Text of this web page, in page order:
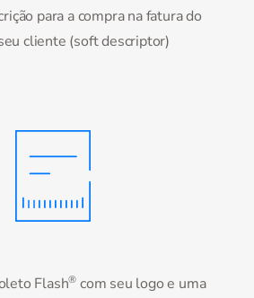
para a compra na fatura do
cliente (soft descriptor)
Flash® com seu logo e uma